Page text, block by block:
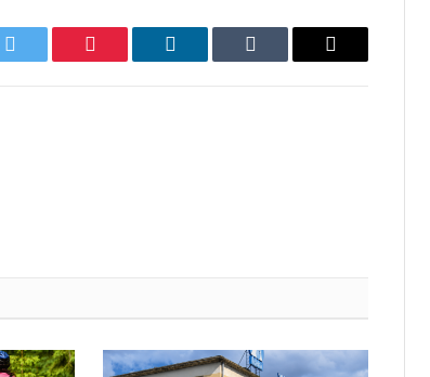
Twitter Pinterest LinkedIn Tumblr Email